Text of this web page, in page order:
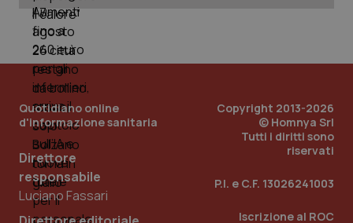
Quotidiano online
d'informazione sanitaria
Direttore
responsabile
Luciano Fassari
Copyright 2013-2026
© Homnya Srl
Tutti i diritti sono
riservati
P.I. e C.F. 13026241003
Iscrizione al ROC
_ga_KM60CM4NPH .quotidianosanita.it
1
mese